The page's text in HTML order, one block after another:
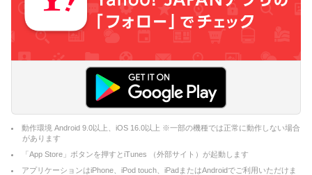
動作環境 Android 9.0以上、iOS 16.0以上 ※一部の機種では正常に動作しない場合
があります
「App Store」ボタンを押すとiTunes （外部サイト）が起動します
アプリケーションはiPhone、iPod touch、iPadまたはAndroidでご利用いただけま